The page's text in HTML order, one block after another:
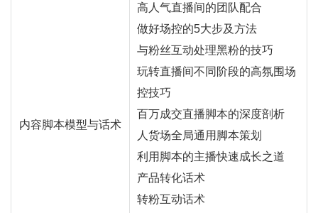
内容脚本模型与话术
高人气直播间的团队配合
做好场控的5大步及方法
与粉丝互动处理黑粉的技巧
玩转直播间不同阶段的高氛围场
控技巧
百万成交直播脚本的深度剖析
人货场全局通用脚本策划
利用脚本的主播快速成长之道
产品转化话术
转粉互动话术